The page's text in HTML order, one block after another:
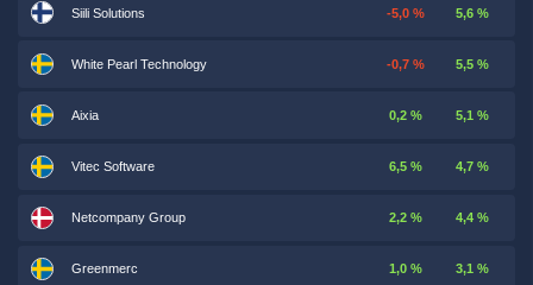
Siili Solutions -5,0 % 5,6 %
White Pearl Technology -0,7 % 5,5 %
Aixia 0,2 % 5,1 %
Vitec Software 6,5 % 4,7 %
Netcompany Group 2,2 % 4,4 %
Greenmerc 1,0 % 3,1 %